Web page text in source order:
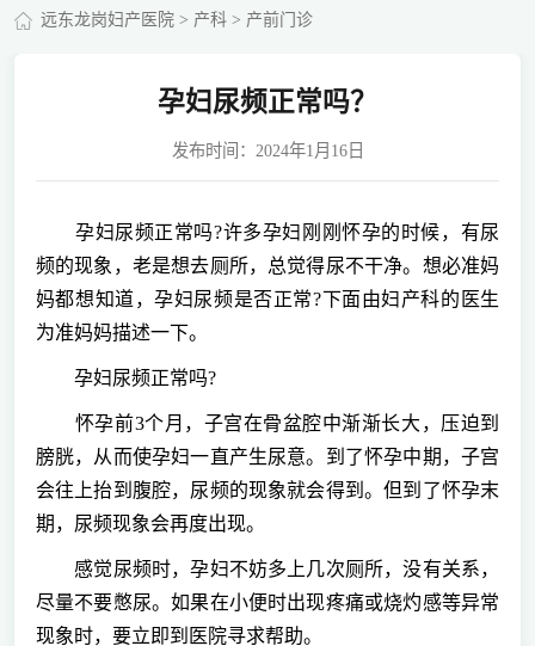
远东龙岗妇产医院> 产科> 产前门诊
孕妇尿频正常吗？
发布时间：2024年1月16日
孕妇尿频正常吗?许多孕妇刚刚怀孕的时候，有尿
频的现象，老是想去厕所，总觉得尿不干净。想必准妈
妈都想知道，孕妇尿频是否正常?下面由妇产科的医生
为准妈妈描述一下。
孕妇尿频正常吗?
怀孕前3个月，子宫在骨盆腔中渐渐长大，压迫到
膀胱，从而使孕妇一直产生尿意。到了怀孕中期，子宫
会往上抬到腹腔，尿频的现象就会得到。但到了怀孕末
期，尿频现象会再度出现。
感觉尿频时，孕妇不妨多上几次厕所，没有关系，
尽量不要憋尿。如果在小便时出现疼痛或烧灼感等异常
现象时，要立即到医院寻求帮助。